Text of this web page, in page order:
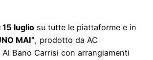
luglio su tutte le piattaforme e in
MAI”, prodotto da AC
Bano Carrisi con arrangiamenti